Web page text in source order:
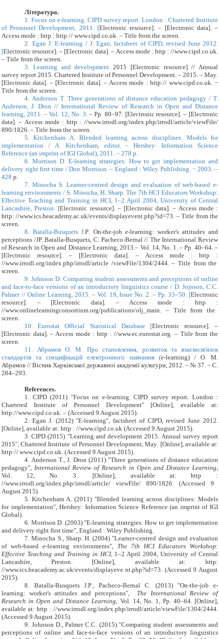
Література.
1. Focus on e-learning. CIPD survey report. London : Chartered Institute
of Personnel Development, 2011. [Electronic resource]. – [Electronic data]. –
Access mode : http : http:// www.cipd.co.uk. – Title from the screen.
2. Egan J. E-learning / J. Egan, factsheet of CIPD, revised June 2012.
[Electronic resource]. – [Electronic data]. – Access mode : http : //www.cipd.co.uk.
– Title from the screen.
3. Learning and development 2015 [Electronic resource] // Annual
survey report 2015. Chartered Institute of Personnel Development. – 2015. – May.
[Electronic data]. – [Electronic data]. – Access mode : http:// www.cipd.co.uk. −
Title from the screen.
4. Anderson T. Three generations of distance education pedagogy / T.
Anderson, J. Dron // International Review of Research in Open and Distance
learning, 2011. – Vol. 12, No. 3.– Рр. 80–97.[Electronic resource]. – [Electronic
data]. – Access mode : http : //www.irrodl.org/index.php/irrodl/article/viewFile/
890/1826. – Title from the screen.
5. Kitchenham A. Blended learning across disciplines: Models for
implementation / A. Kitchenham, editor. – Hershey: Information Science
Reference (an imprint of IGI Global), 2011. – 278 p.
6. Morrison D. E-learning strategies: How to get implementation and
delivery right first time / Don Morrison. – England : Wiley Publishing. − 2003. –
428 p.
7. Minocha S. Learner-centred design and evaluation of web-based e-
learning environments / S. Minocha, H. Sharp. The 7th HCI Educators Workshop:
Effective Teaching and Training in HCI, 1–2 April 2004, University of Central
Lancashire, Preston. [Electronic resource]. – [Electronic data]. – Access mode :
http: //www.ics.heacademy.ac.uk/events/displayevent.php?id=73. – Title from the
screen.
8. Batalla-Busquets J.P. On-the-job e-learning: worker's attitudes and
perceptions /JP. Batalla-Busquets, C. Pacheco-Bernal// The International Review
of Research in Open and Distance Learning, 2013.– Vol. 14, No. 1. – Pp. 40–64. –
[Electronic resource]. – [Electronic data]. – Access mode : http :
//www.irrodl.org/index.php/irrodl/article /viewFile/1304/2444. – Title from the
screen.
9. Johnson D. Comparing student assessments and perceptions of online
and face-to-face versions of an introductory linguistics course / D. Jojnson, C.C.
Palmer // Online Learning, 2015. – Vol. 19, Issue No. 2. – Pp. 33–50. [Electronic
resource]. – [Electronic data]. – Access mode : http :
//www.onlinelearningconsortium.org/publications/olj_main. – Title from the
screen.
10.
Eurostat Official Statistical Database [Electronic resource]. –
[Electronic data]. – Access mode : http : //www.ec.eurostat.org. – Title from the
screen.
11. Абрамов О. М. Про становлення, розвиток та взаємозв'язок
стандартів та специфікацій електронного навчання (e-learning) / О. М.
Абрамов // Вісник Харківської державної академії культури, 2012. – № 37. – С.
284–293.
References.
1. CIPD (2011) "Focus on e-learning. CIPD survey report. London :
Chartered Institute of Personnel Development" [Online], available at:
http://www.cipd.co.uk. – (Accessed 9 August 2015).
2. Egan J. (2012) "E-learning", factsheet of CIPD, revised June 2012.
[Online], available at: http : //www.cipd.co.uk (Accessed 9 August 2015).
3. CIPD(2015) "Learning and development2015. Annual survey report
2015",Chartered Institute of Personnel Development, May. [Online], available at:
http:// www.cipd.co.uk. (Accessed 9 August 2015).
4. Anderson T., J. Dron (2011) "Three generations of distance education
pedagogy",International Review of Research in Open and Distance Learning,
Vol. 12, No. 3.
[Online], available at:http :
//www.irrodl.org/index.php/irrodl/article/ viewFile/ 890/1826. (Accessed 9
August 2015).
5. Kitchenham A. (2011) "Blended learning across disciplines: Models
for implementation", Hershey: Information Science Reference (an imprint of IGI
Global).
6. Morrison D. (2003) "E-learning strategies: How to get implementation
and delivery right first time", England : Wiley Publishing.
7. Minocha S., Sharp. H. (2004) "Learner-centred design and evaluation
of web-based e-learning environments", The 7th HCI Educators Workshop:
Effective Teaching and Training in HCI, 1–2 April 2004, University of Central
Lancashire, Preston. [Online], available at: http:
//www.ics.heacademy.ac.uk/events/displayeve nt.php?id=73. (Accessed9 August
2015).
8.
Batalla-Busquets J.P., Pacheco-Bernal C. (2013) "On-the-job e-
learning: worker's attitudes and perceptions", The International Review of
Research in Open and Distance Learning, Vol. 14, No. 1, Pp. 40–64. [Online],
available at: http : //www.irrodl.org/index.php/irrodl/article/viewFile/1304/2444.
(Accessed 9 August 2015).
9. Johnson D., Palmer C.C. (2015) "Comparing student assessments and
perceptions of online and face-to-face versions of an introductory linguistics